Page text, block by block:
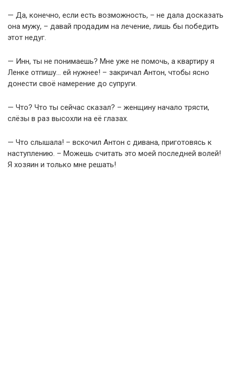
— Да, конечно, если есть возможность, – не дала досказать
она мужу, – давай продадим на лечение, лишь бы победить
этот недуг.
— Инн, ты не понимаешь? Мне уже не помочь, а квартиру я
Ленке отпишу… ей нужнее! – закричал Антон, чтобы ясно
донести своё намерение до супруги.
— Что? Что ты сейчас сказал? – женщину начало трясти,
слёзы в раз высохли на её глазах.
— Что слышала! – вскочил Антон с дивана, приготовясь к
наступлению. – Можешь считать это моей последней волей!
Я хозяин и только мне решать!